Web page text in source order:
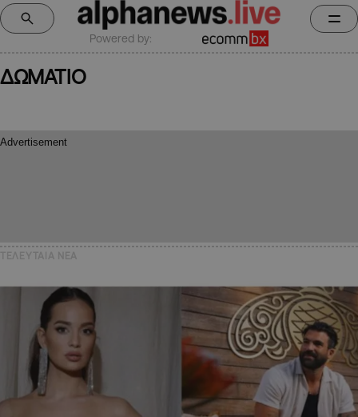
Powered by:
ΔΩΜΑΤΙΟ